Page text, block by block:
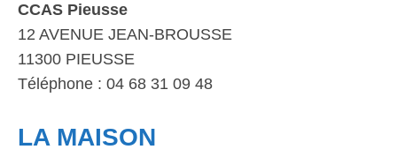
CCAS Pieusse
12 AVENUE JEAN-BROUSSE
11300 PIEUSSE
Téléphone : 04 68 31 09 48
LA MAISON